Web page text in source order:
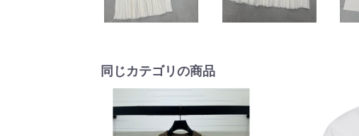
同じカテゴリの商品